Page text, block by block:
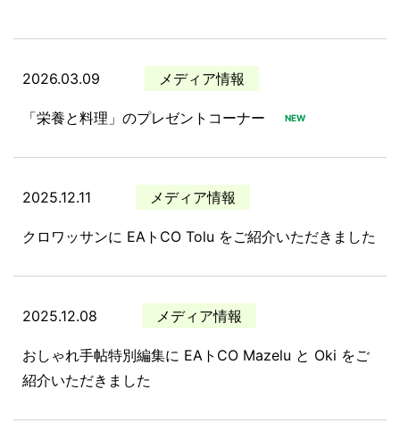
2026.03.09 メディア情報
「栄養と料理」のプレゼントコーナー NEW
2025.12.11 メディア情報
クロワッサンに EAトCO Tolu をご紹介いただきました
2025.12.08 メディア情報
おしゃれ手帖特別編集に EAトCO Mazelu と Oki をご
紹介いただきました